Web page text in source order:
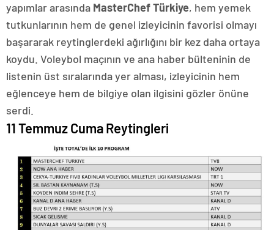
yapımlar arasında MasterChef Türkiye, hem yemek
tutkunlarının hem de genel izleyicinin favorisi olmayı
başararak reytinglerdeki ağırlığını bir kez daha ortaya
koydu. Voleybol maçının ve ana haber bülteninin de
listenin üst sıralarında yer alması, izleyicinin hem
eğlenceye hem de bilgiye olan ilgisini gözler önüne
serdi.
11 Temmuz Cuma Reytingleri